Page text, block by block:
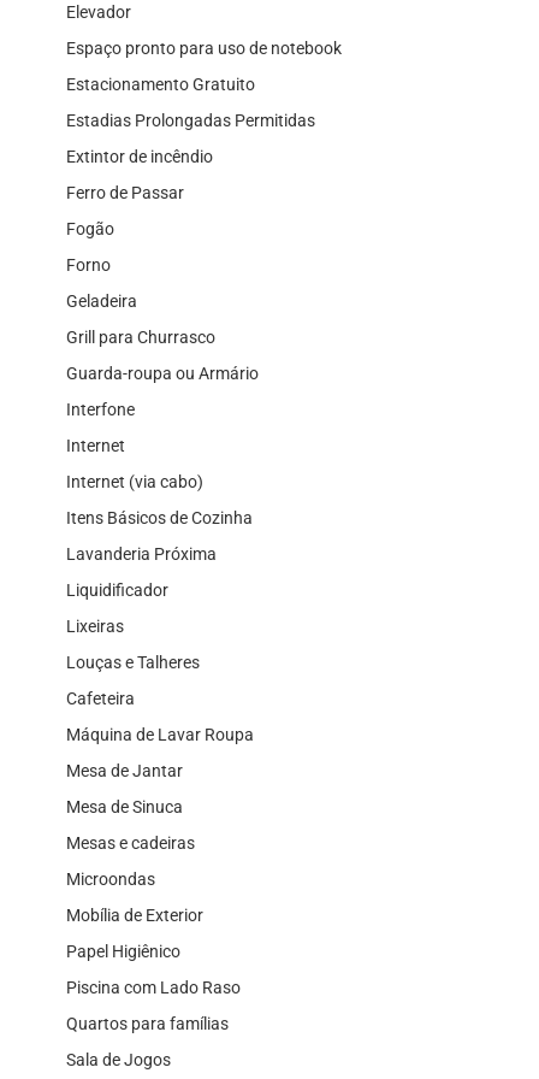
Elevador
Espaço pronto para uso de notebook
Estacionamento Gratuito
Estadias Prolongadas Permitidas
Extintor de incêndio
Ferro de Passar
Fogão
Forno
Geladeira
Grill para Churrasco
Guarda-roupa ou Armário
Interfone
Internet
Internet (via cabo)
Itens Básicos de Cozinha
Lavanderia Próxima
Liquidificador
Lixeiras
Louças e Talheres
Cafeteira
Máquina de Lavar Roupa
Mesa de Jantar
Mesa de Sinuca
Mesas e cadeiras
Microondas
Mobília de Exterior
Papel Higiênico
Piscina com Lado Raso
Quartos para famílias
Sala de Jogos